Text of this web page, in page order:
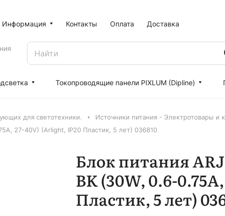
Информация Контакты Оплата Доставка
Токопроводящие панели PIXLUM (Dipline)
для светотехники.
Источники питания - Электротовары и
27-40V) (Arlight, IP20 Пластик, 5 лет) 036810
Блок питания
BK (30W, 0.6-
Пластик, 5 лет)